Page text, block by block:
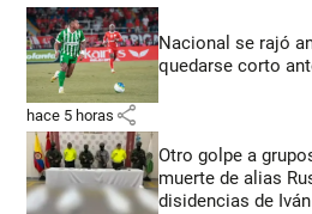
Nacional se rajó
quedarse corto
hace 5 horas share
Otro golpe a
muerte de alias
disidencias de